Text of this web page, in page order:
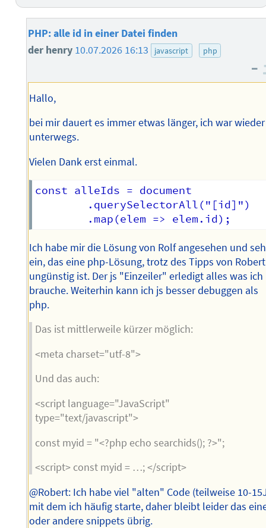
PHP: alle id in einer Datei finden
der henry 10.07.2026 16:13 javascript php
–
Hallo,
bei mir dauert es immer etwas länger, ich war wieder
unterwegs.
Vielen Dank erst einmal.
const alleIds = document
        .querySelectorAll("[id]")
Ich habe mir die Lösung von Rolf angesehen und
ein, das eine php-Lösung, trotz des Tipps von Robert
ungünstig ist. Der js "Einzeiler" erledigt alles was ich
brauche. Weiterhin kann ich js besser debuggen als
php.
Das ist mittlerweile kürzer möglich:
<meta charset="utf-8">
Und das auch:
<script language="JavaScript"
type="text/javascript">
const myid = "<?php echo searchids(); ?>";
<script> const myid = …; </script>
@Robert: Ich habe viel "alten" Code (teilweise 10-
mit dem ich häufig starte, daher bleibt leider das
oder andere snippets übrig.